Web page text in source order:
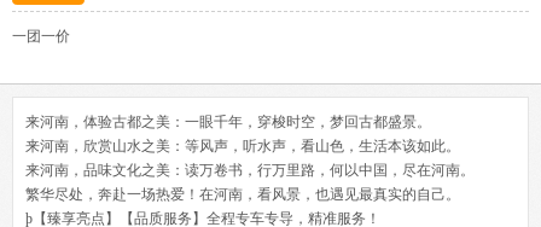
一团一价
来河南，体验古都之美：一眼千年，穿梭时空，梦回古都盛景。
来河南，欣赏山水之美：等风声，听水声，看山色，生活本该如此。
来河南，品味文化之美：读万卷书，行万里路，何以中国，尽在河南。
繁华尽处，奔赴一场热爱！在河南，看风景，也遇见最真实的自己。
þ【臻享亮点】【品质服务】全程专车专导，精准服务！